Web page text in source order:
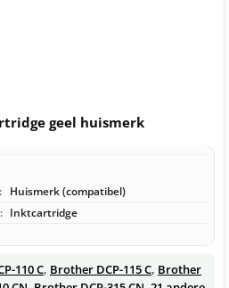
geel huismerk
Huismerk (compatibel)
Inktcartridge
110 C, Brother DCP-115 C, Brother